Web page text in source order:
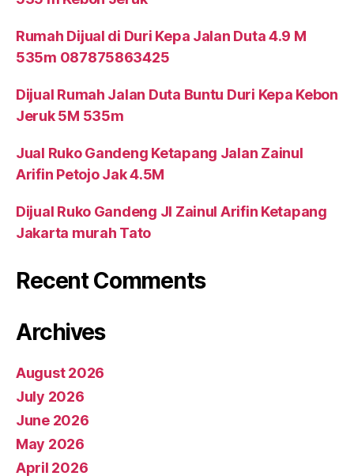
Rumah Dijual di Duri Kepa Jalan Duta 4.9 M
535m 087875863425
Dijual Rumah Jalan Duta Buntu Duri Kepa Kebon
Jeruk 5M 535m
Jual Ruko Gandeng Ketapang Jalan Zainul
Arifin Petojo Jak 4.5M
Dijual Ruko Gandeng Jl Zainul Arifin Ketapang
Jakarta murah Tato
Recent Comments
Archives
August 2026
July 2026
June 2026
May 2026
April 2026